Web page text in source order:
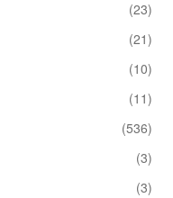
(23)
(21)
(10)
(11)
(536)
(3)
(3)